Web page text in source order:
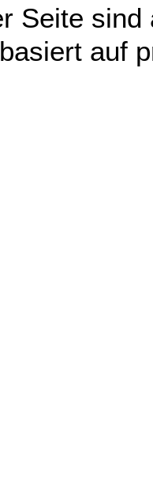
Seite
auf